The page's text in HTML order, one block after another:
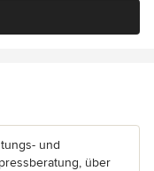
und
über